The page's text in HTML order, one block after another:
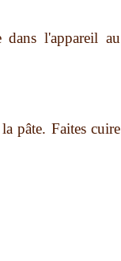
l'appareil au
pâte. Faites cuire